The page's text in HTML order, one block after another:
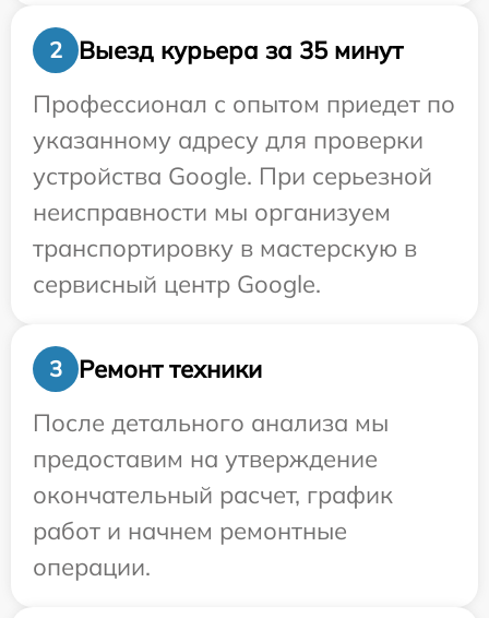
2
Выезд курьера за 35 минут
Профессионал с опытом приедет по
указанному адресу для проверки
устройства Google. При серьезной
неисправности мы организуем
транспортировку в мастерскую в
сервисный центр Google.
3
Ремонт техники
После детального анализа мы
предоставим на утверждение
окончательный расчет, график
работ и начнем ремонтные
операции.